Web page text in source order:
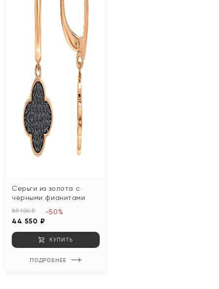
Серьги из золота с
черными фианитами
89 100 ₽
44 550 ₽
-50%
КУПИТЬ
ПОДРОБНЕЕ